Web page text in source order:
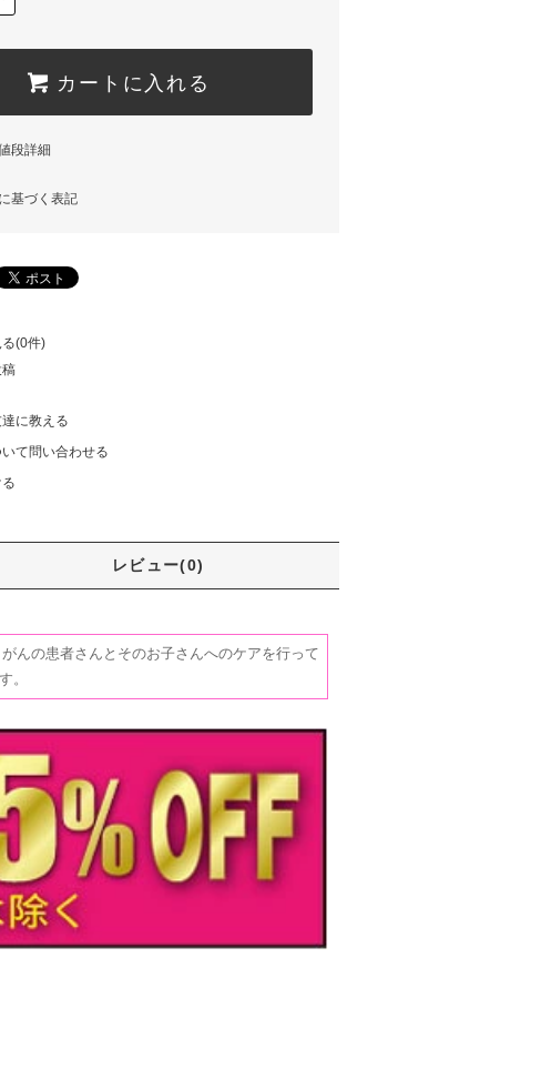
カートに入れる
段詳細
基づく表記
(0件)
稿
に教える
て問い合わせる
レビュー(0)
んの患者さんとそのお子さんへのケアを行って
。